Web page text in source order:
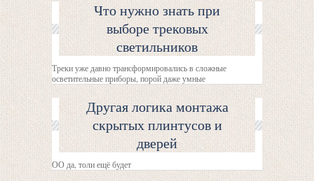
Что нужно знать при
выборе трековых
светильников
Треки уже давно трансформировались в сложные
осветительные приборы, порой даже умные
Другая логика монтажа
скрытых плинтусов и
дверей
ОО да, толи ещё будет